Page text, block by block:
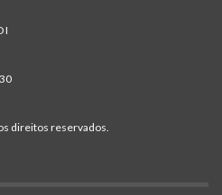
I
direitos reservados.